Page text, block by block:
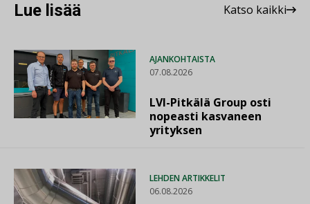
Lue lisää Katso kaikki
AJANKOHTAISTA
07.08.2026
LVI-Pitkälä Group osti
nopeasti kasvaneen
yrityksen
LEHDEN ARTIKKELIT
06.08.2026